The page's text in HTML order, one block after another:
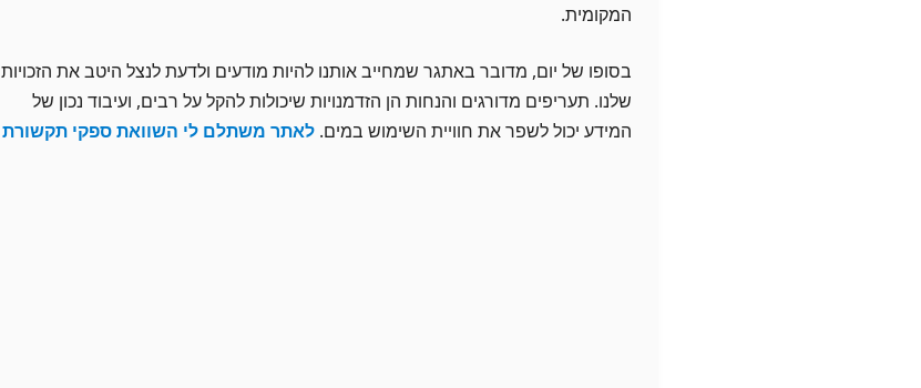
המקומית.
בסופו של יום, מדובר באתגר שמחייב אותנו להיות מודעים ולדעת לנצל היטב את הזכויות
שלנו. תעריפים מדורגים והנחות הן הזדמנויות שיכולות להקל על רבים, ועיבוד נכון של
המידע יכול לשפר את חוויית השימוש במים. לאתר משתלם לי השוואת ספקי תקשורת